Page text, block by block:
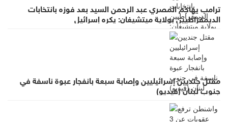
ترامب يهاجم المصري عبد الرحمن السيد بعد فوزه بانتخابات
الديمقراطيين بولاية ميتشيغان: يكره إسرائيل
مقتل جنديين إسرائيليين وإصابة سبعة بانفجار عبوة ناسفة في
جنوب لبنان (فيديو)